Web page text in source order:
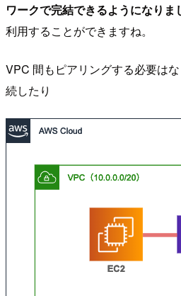
ワークで完結できるようになりま
利用することができますね。
VPC 間もピアリングする必要は
続したり